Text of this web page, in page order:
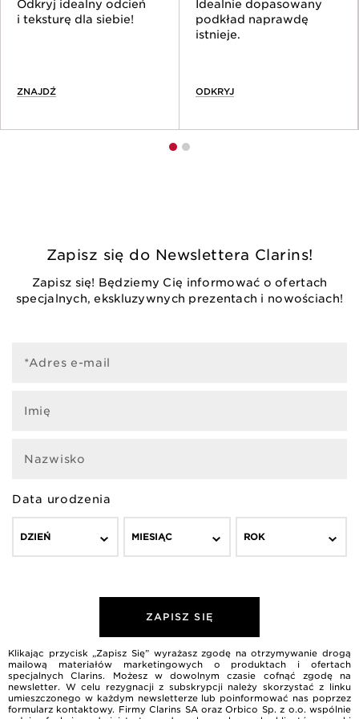
ikurkumę, które wyraźnie ujędrniają skórę,
wygładzają drobne linie i zmarszczki, pozostawiając
ją głęboko odżywioną i nawilżoną.
Odkryj idealny odcień
i teksturę dla siebie!
ZNAJDŹ
Idealnie dopasowany
podkład naprawdę
istnieje.
ODKRYJ
Zapisz się do Newslettera Clarins!
Zapisz się! Będziemy Cię informować o ofertach
specjalnych, ekskluzywnych prezentach i nowościach!
*Adres e-mail
Imię
Nazwisko
Data urodzenia
DZIEŃ MIESIĄC ROK
ZAPISZ SIĘ
Klikając przycisk „Zapisz Się” wyrażasz zgodę na otrzymywanie drogą
mailową materiałów marketingowych o produktach i ofertach
specjalnych Clarins. Możesz w dowolnym czasie cofnąć zgodę na
newsletter. W celu rezygnacji z subskrypcji należy skorzystać z linku
umieszczonego w każdym newsletterze lub poinformować nas poprzez
formularz kontaktowy. Firmy Clarins SA oraz Orbico Sp. z o.o. wspólnie